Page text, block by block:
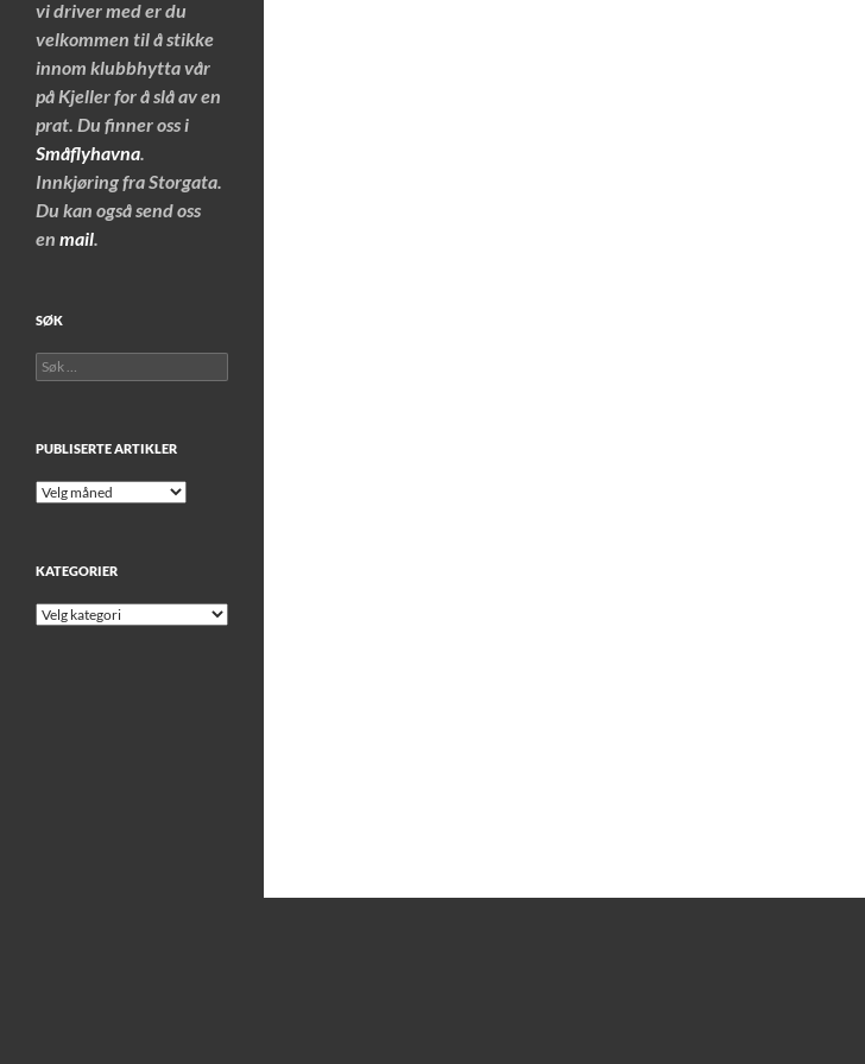
vi driver med er du
velkommen til å stikke
innom klubbhytta vår
på Kjeller for å slå av en
prat. Du finner oss i
Småflyhavna.
Innkjøring fra Storgata.
Du kan også send oss
en mail.
SØK
Søk
etter:
PUBLISERTE ARTIKLER
Publiserte
KATEGORIER
Kategorier